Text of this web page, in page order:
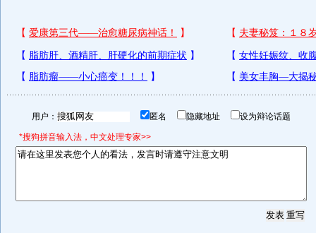
用户： 匿名 隐藏地址 设为辩论话题
*搜狗拼音输入法，中文处理专家>>